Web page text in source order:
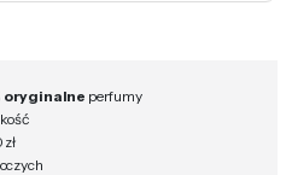
oryginalne perfumy